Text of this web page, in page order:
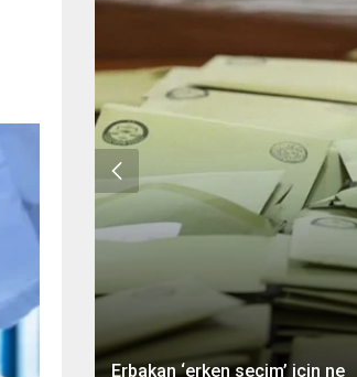
Erbakan ‘erken seçim’ için ne